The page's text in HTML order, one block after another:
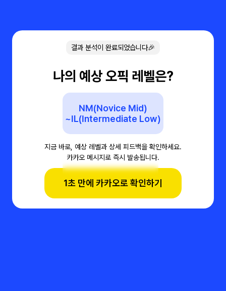
결과 분석이 완료되었습니다🎉
나의 예상 오픽 레벨은?
NM(Novice Mid)
~IL(Intermediate Low)
지금 바로, 예상 레벨과 상세 피드백을 확인하세요.
카카오 메시지로 즉시 발송됩니다.
1초 만에 카카오로 확인하기